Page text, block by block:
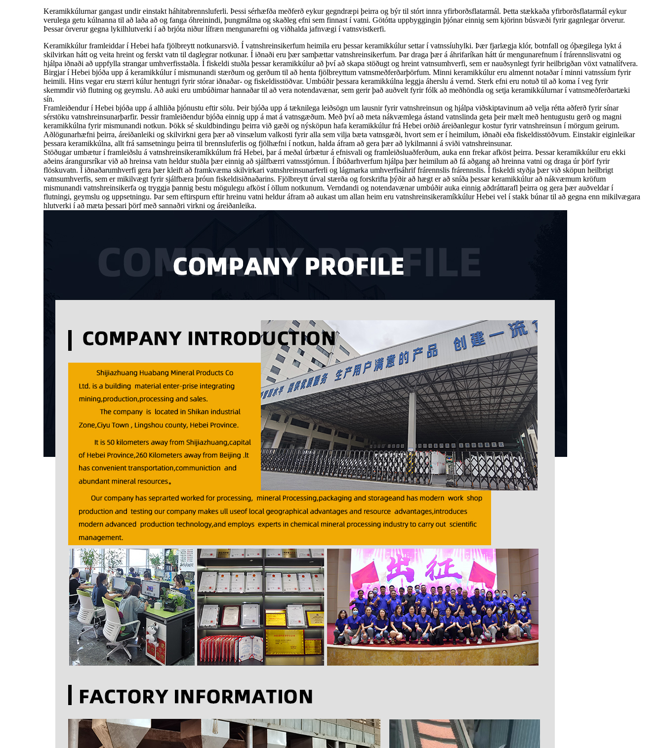
Keramikkúlurnar gangast undir einstakt háhitabrennsluferli. Þessi sérhæfða meðferð eykur gegndræpi þeirra og býr til stórt innra yfirborðsflatarmál. Þetta stækkaða yfirborðsflatarmál eykur
verulega getu kúlnanna til að laða að og fanga óhreinindi, þungmálma og skaðleg efni sem finnast í vatni. Götótta uppbyggingin þjónar einnig sem kjörinn búsvæði fyrir gagnlegar örverur.
Þessar örverur gegna lykilhlutverki í að brjóta niður lífræn mengunarefni og viðhalda jafnvægi í vatnsvistkerfi.
Keramikkúlur framleiddar í Hebei hafa fjölbreytt notkunarsvið. Í vatnshreinsikerfum heimila eru þessar keramikkúlur settar í vatnssíuhylki. Þær fjarlægja klór, botnfall og óþægilega lykt á
skilvirkan hátt og veita hreint og ferskt vatn til daglegrar notkunar. Í iðnaði eru þær samþættar vatnshreinsikerfum. Þar draga þær á áhrifaríkan hátt úr mengunarefnum í frárennslisvatni og
hjálpa iðnaði að uppfylla strangar umhverfisstaðla. Í fiskeldi stuðla þessar keramikkúlur að því að skapa stöðugt og hreint vatnsumhverfi, sem er nauðsynlegt fyrir heilbrigðan vöxt vatnalífvera.
Birgjar í Hebei bjóða upp á keramikkúlur í mismunandi stærðum og gerðum til að henta fjölbreyttum vatnsmeðferðarþörfum. Minni keramikkúlur eru almennt notaðar í minni vatnssíum fyrir
heimili. Hins vegar eru stærri kúlur hentugri fyrir stórar iðnaðar- og fiskeldisstöðvar. Umbúðir þessara keramikkúlna leggja áherslu á vernd. Sterk efni eru notuð til að koma í veg fyrir
skemmdir við flutning og geymslu. Að auki eru umbúðirnar hannaðar til að vera notendavænar, sem gerir það auðvelt fyrir fólk að meðhöndla og setja keramikkúlurnar í vatnsmeðferðartæki
sín.
Framleiðendur í Hebei bjóða upp á alhliða þjónustu eftir sölu. Þeir bjóða upp á tæknilega leiðsögn um lausnir fyrir vatnshreinsun og hjálpa viðskiptavinum að velja rétta aðferð fyrir sínar
sérstöku vatnshreinsunarþarfir. Þessir framleiðendur bjóða einnig upp á mat á vatnsgæðum. Með því að meta nákvæmlega ástand vatnslinda geta þeir mælt með hentugustu gerð og magni
keramikkúlna fyrir mismunandi notkun. Þökk sé skuldbindingu þeirra við gæði og nýsköpun hafa keramikkúlur frá Hebei orðið áreiðanlegur kostur fyrir vatnshreinsun í mörgum geirum.
Aðlögunarhæfni þeirra, áreiðanleiki og skilvirkni gera þær að vinsælum valkosti fyrir alla sem vilja bæta vatnsgæði, hvort sem er í heimilum, iðnaði eða fiskeldisstöðvum. Einstakir eiginleikar
þessara keramikkúlna, allt frá samsetningu þeirra til brennsluferlis og fjölhæfni í notkun, halda áfram að gera þær að lykilmanni á sviði vatnshreinsunar.
Stöðugar umbætur í framleiðslu á vatnshreinsikeramíkkúlum frá Hebei, þar á meðal úrbætur á efnisvali og framleiðsluaðferðum, auka enn frekar afköst þeirra. Þessar keramikkúlur eru ekki
aðeins árangursríkar við að hreinsa vatn heldur stuðla þær einnig að sjálfbærri vatnsstjórnun. Í íbúðarhverfum hjálpa þær heimilum að fá aðgang að hreinna vatni og draga úr þörf fyrir
flöskuvatn. Í iðnaðarumhverfi gera þær kleift að framkvæma skilvirkari vatnshreinsunarferli og lágmarka umhverfisáhrif frárennslis frárennslis. Í fiskeldi styðja þær við sköpun heilbrigt
vatnsumhverfis, sem er mikilvægt fyrir sjálfbæra þróun fiskeldisiðnaðarins. Fjölbreytt úrval stærða og forskrifta þýðir að hægt er að sníða þessar keramikkúlur að nákvæmum kröfum
mismunandi vatnshreinsikerfa og tryggja þannig bestu mögulegu afköst í öllum notkunum. Verndandi og notendavænar umbúðir auka einnig aðdráttarafl þeirra og gera þær auðveldar í
flutningi, geymslu og uppsetningu. Þar sem eftirspurn eftir hreinu vatni heldur áfram að aukast um allan heim eru vatnshreinsikeramíkkúlur Hebei vel í stakk búnar til að gegna enn mikilvægara
hlutverki í að mæta þessari þörf með sannaðri virkni og áreiðanleika.